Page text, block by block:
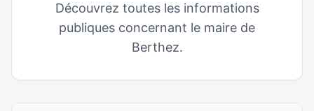
Découvrez toutes les informations
publiques concernant le maire de
Berthez.